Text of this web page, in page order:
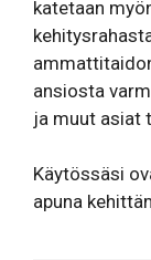
katetaan
ansiosta
ja muut asiat
Käytössäsi
apuna